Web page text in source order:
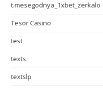
t.mesegodnya_1xbet_zerkalo
Tesor Casino
test
texts
textslp